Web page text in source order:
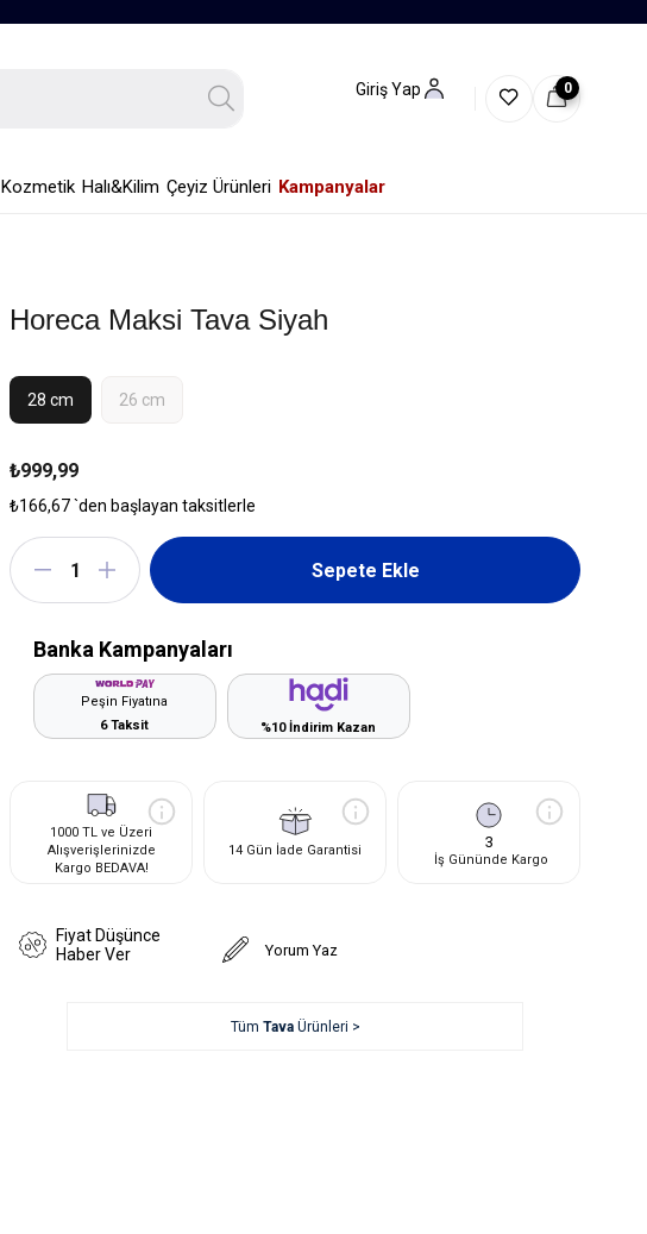
Giriş Yap 0
Kozmetik Halı&Kilim Çeyiz Ürünleri Kampanyalar
Horeca Maksi Tava Siyah
28 cm 26 cm
₺999,99
₺166,67`den başlayan taksitlerle
Banka Kampanyaları
Peşin Fiyatına
6 Taksit
%10 İndirim Kazan
1000 TL ve Üzeri
Alışverişlerinizde
Kargo BEDAVA!
14 Gün İade Garantisi 3
İş Gününde Kargo
Fiyat Düşünce
Haber Ver
Yorum Yaz
Tüm TavaÜrünleri >